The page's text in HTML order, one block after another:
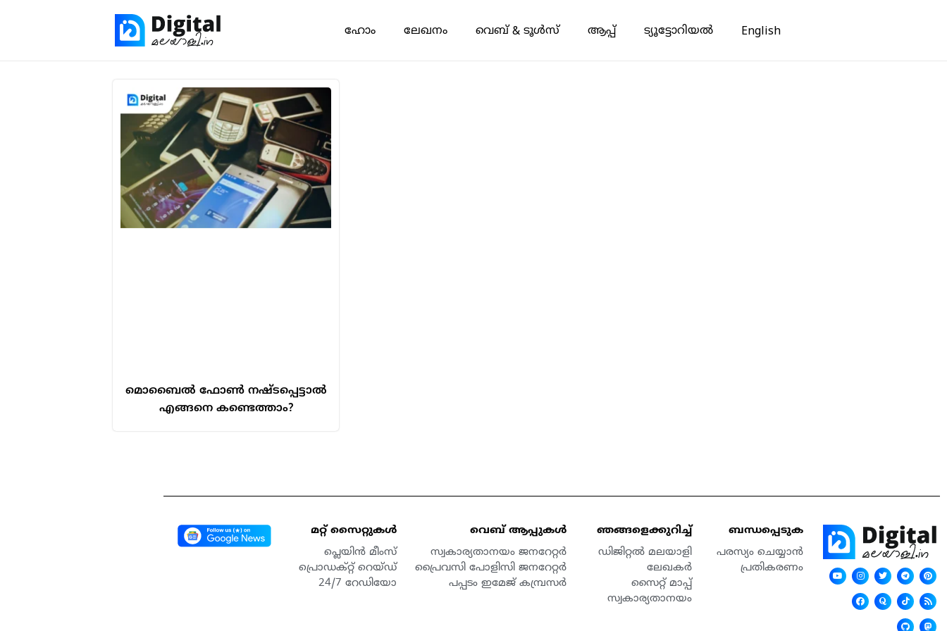
ഹോം ലേഖനം വെബ് & ടൂൾസ് ആപ്പ് ട്യൂട്ടോറിയൽ English
മൊബൈൽ ഫോൺ നഷ്ടപ്പെട്ടാൽ
എങ്ങനെ കണ്ടെത്താം?
മറ്റ് സൈറ്റുകൾ
പ്ലെയിൻ മീംസ്
പ്രൊഡക്റ്റ് റെയ്ഡ്
24/7 റേഡിയോ
വെബ് ആപ്പുകൾ
സ്വകാര്യതാനയം ജനറേറ്റർ
പ്രൈവസി പോളിസി ജനറേറ്റർ
പപ്പടം ഇമേജ് കമ്പ്രസർ
ഞങ്ങളെക്കുറിച്ച്
ഡിജിറ്റൽ മലയാളി
ലേഖകർ
സൈറ്റ് മാപ്പ്
സ്വകാര്യതാനയം
ബന്ധപ്പെടുക
പരസ്യം ചെയ്യാൻ
പ്രതികരണം